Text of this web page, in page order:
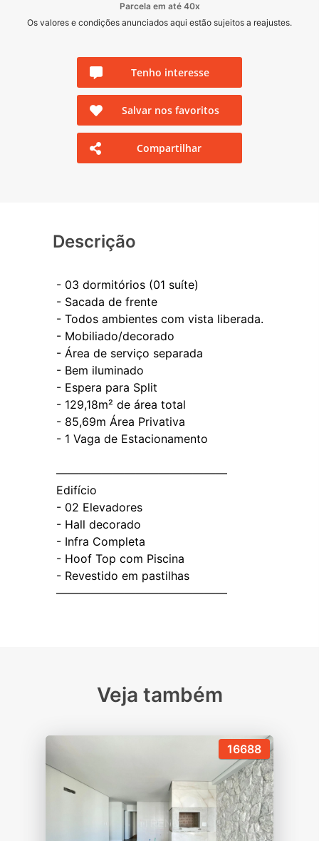
Parcela em até 40x
Os valores e condições anunciados aqui estão sujeitos a reajustes.
Tenho interesse
Salvar nos favoritos
Compartilhar
Descrição
- 03 dormitórios (01 suíte)
- ⁠Sacada de frente
- ⁠Todos ambientes com vista liberada.
- Mobiliado/decorado
- Área de serviço separada
- Bem iluminado
- ⁠Espera para Split
- ⁠129,18m² de área total
- ⁠85,69m Área Privativa
- ⁠1 Vaga de Estacionamento
———————————————
Edifício
- 02 Elevadores
- ⁠Hall decorado
- ⁠Infra Completa
- ⁠Hoof Top com Piscina
- ⁠Revestido em pastilhas
———————————————
Veja também
16688